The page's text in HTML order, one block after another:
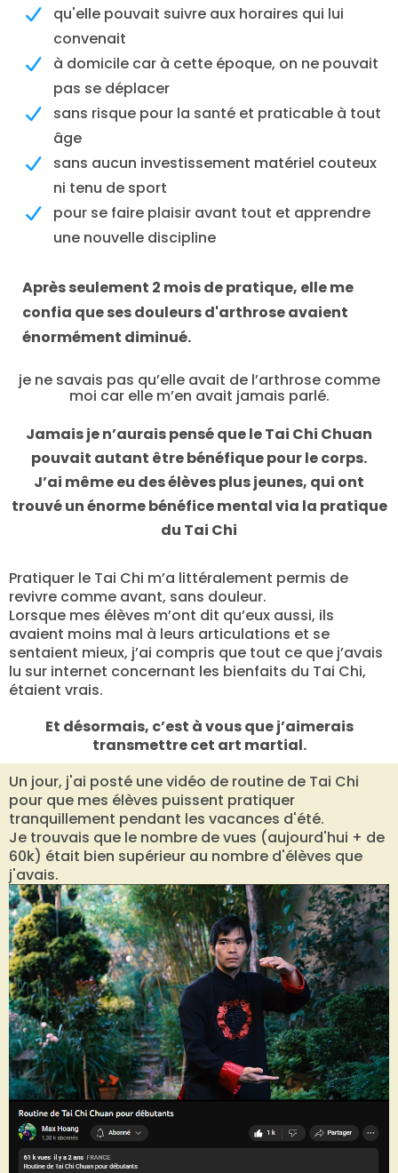
qu'elle pouvait suivre aux horaires qui lui
convenait
à domicile car à cette époque, on ne pouvait
pas se déplacer
sans risque pour la santé et praticable à tout
âge
sans aucun investissement matériel couteux
ni tenu de sport
pour se faire plaisir avant tout et apprendre
une nouvelle discipline
Après seulement 2 mois de pratique, elle me
confia que ses douleurs d'arthrose avaient
énormément diminué.
je ne savais pas qu’elle avait de l’arthrose comme
moi car elle m’en avait jamais parlé.
Jamais je n’aurais pensé que le Tai Chi Chuan
pouvait autant être bénéfique pour le corps.
J’ai même eu des élèves plus jeunes, qui ont
trouvé un énorme bénéfice mental via la pratique
du Tai Chi
Pratiquer le Tai Chi m’a littéralement permis de
revivre comme avant, sans douleur.
Lorsque mes élèves m’ont dit qu’eux aussi, ils
avaient moins mal à leurs articulations et se
sentaient mieux, j’ai compris que tout ce que j’avais
lu sur internet concernant les bienfaits du Tai Chi,
étaient vrais.
Et désormais, c’est à vous que j’aimerais
transmettre cet art martial.
Un jour, j'ai posté une vidéo de routine de Tai Chi
pour que mes élèves puissent pratiquer
tranquillement pendant les vacances d'été.
Je trouvais que le nombre de vues (aujourd'hui + de
60k) était bien supérieur au nombre d'élèves que
j'avais.